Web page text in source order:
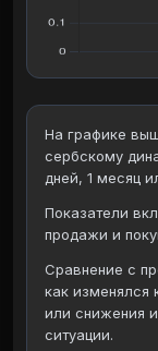
На графике
сербскому
дней, 1 месяц
Показатели
продажи и
Сравнение с
как изменялся
или снижения
ситуации.